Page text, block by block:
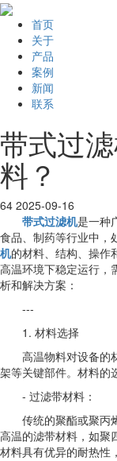
首页
关于
产品
案例
新闻
联系
带式过
料？
64 2025-09-16
带式过滤机是一种
食品、制药等行业中，
机的材料、结构、操作
高温环境下稳定运行，
析和解决方案：
---
1. 材料选择
高温物料对设备的
架等关键部件。材料的
- 过滤带材料：
传统的聚酯或聚丙
高温的滤带材料，如聚
材料具有优异的耐热性